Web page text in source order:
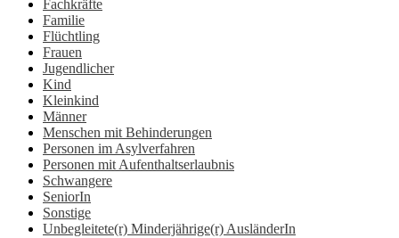
Fachkräfte
Familie
Flüchtling
Frauen
Jugendlicher
Kind
Kleinkind
Männer
Menschen mit Behinderungen
Personen im Asylverfahren
Personen mit Aufenthaltserlaubnis
Schwangere
SeniorIn
Sonstige
Unbegleitete(r) Minderjährige(r) AusländerIn